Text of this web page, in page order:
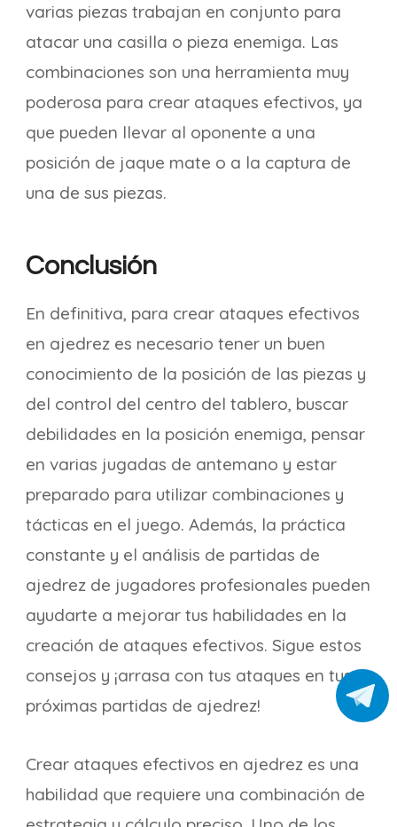
varias piezas trabajan en conjunto para
atacar una casilla o pieza enemiga. Las
combinaciones son una herramienta muy
poderosa para crear ataques efectivos, ya
que pueden llevar al oponente a una
posición de jaque mate o a la captura de
una de sus piezas.
Conclusión
En definitiva, para crear ataques efectivos
en ajedrez es necesario tener un buen
conocimiento de la posición de las piezas y
del control del centro del tablero, buscar
debilidades en la posición enemiga, pensar
en varias jugadas de antemano y estar
preparado para utilizar combinaciones y
tácticas en el juego. Además, la práctica
constante y el análisis de partidas de
ajedrez de jugadores profesionales pueden
ayudarte a mejorar tus habilidades en la
creación de ataques efectivos. Sigue estos
consejos y ¡arrasa con tus ataques en tus
próximas partidas de ajedrez!
Crear ataques efectivos en ajedrez es una
habilidad que requiere una combinación de